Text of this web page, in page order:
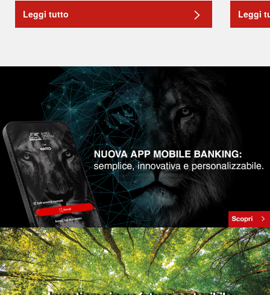
Leggi tutto Leggi